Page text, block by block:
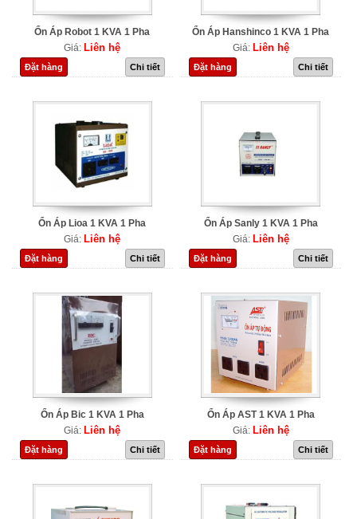
Ổn Áp Robot 1 KVA 1 Pha
Giá: Liên hệ
Đặt hàng Chi tiết
Ổn Áp Hanshinco 1 KVA 1 Pha
Giá: Liên hệ
Đặt hàng Chi tiết
Ổn Áp Lioa 1 KVA 1 Pha
Giá: Liên hệ
Đặt hàng Chi tiết
Ổn Áp Sanly 1 KVA 1 Pha
Giá: Liên hệ
Đặt hàng Chi tiết
Ổn Áp Bic 1 KVA 1 Pha
Giá: Liên hệ
Đặt hàng Chi tiết
Ổn Áp AST 1 KVA 1 Pha
Giá: Liên hệ
Đặt hàng Chi tiết